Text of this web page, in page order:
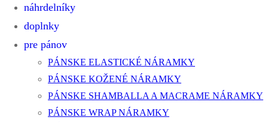
náhrdelníky
doplnky
pre pánov
PÁNSKE ELASTICKÉ NÁRAMKY
PÁNSKE KOŽENÉ NÁRAMKY
PÁNSKE SHAMBALLA A MACRAME NÁRAMKY
PÁNSKE WRAP NÁRAMKY